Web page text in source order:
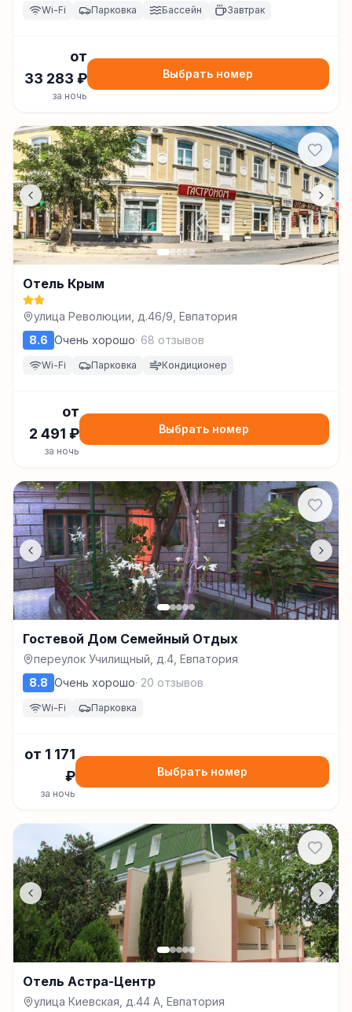
Wi-Fi Парковка Бассейн Завтрак
от
33 283 ₽
за ночь
Выбрать номер
Отель Крым
улица Революции, д.46/9, Евпатория
8.6 Очень хорошо· 68 отзывов
Wi-Fi Парковка Кондиционер
от
2 491 ₽
за ночь
Выбрать номер
Гостевой Дом Семейный Отдых
переулок Училищный, д.4, Евпатория
8.8 Очень хорошо· 20 отзывов
Wi-Fi Парковка
от 1 171
₽
за ночь
Выбрать номер
Отель Астра-Центр
улица Киевская, д.44 А, Евпатория